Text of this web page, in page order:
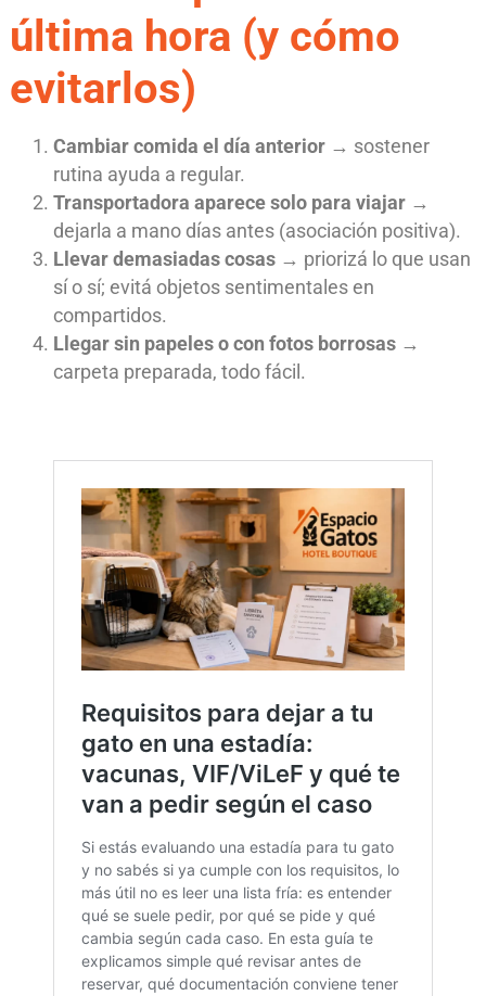
última hora (y cómo
evitarlos)
Cambiar comida el día anterior→ sostener
rutina ayuda a regular.
Transportadora aparece solo para viajar→
dejarla a mano días antes (asociación positiva).
Llevar demasiadas cosas→ priorizá lo que usan
sí o sí; evitá objetos sentimentales en
compartidos.
Llegar sin papeles o con fotos borrosas→
carpeta preparada, todo fácil.